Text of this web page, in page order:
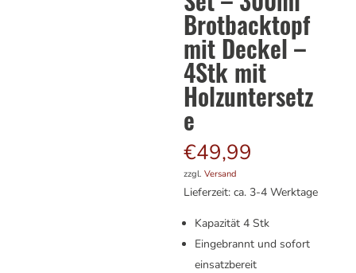
Brotbacktopf
mit Deckel –
4Stk mit
Holzuntersetz
e
€49,99
zzgl.Versand
Lieferzeit: ca. 3-4 Werktage
Kapazität 4 Stk
Eingebrannt und sofort
einsatzbereit